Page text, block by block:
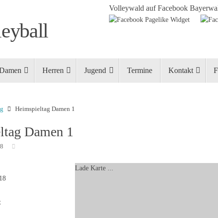
Volleywald auf Facebook
Herren Jugend Termine Kontakt
Heimspieltag Damen 1
Damen 1
Lade Karte ...